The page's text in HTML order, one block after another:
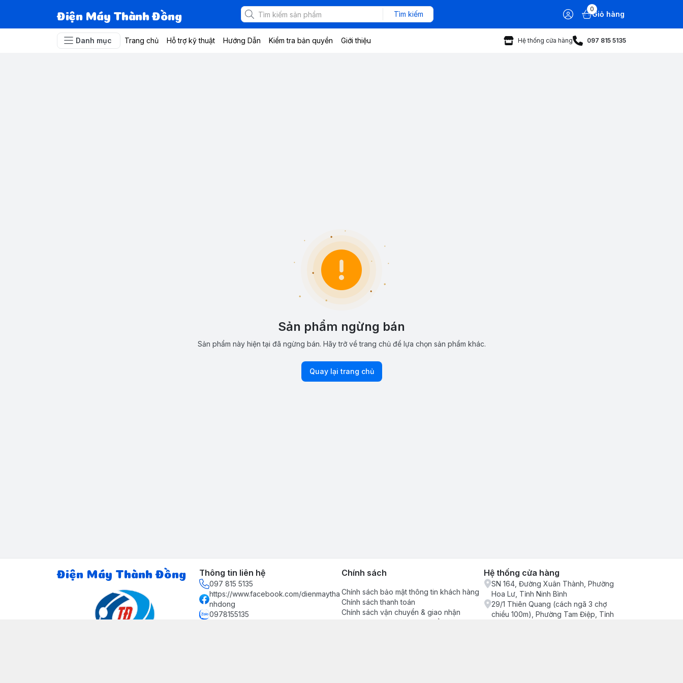
Điện Máy Thành Đồng Tìm kiếm
0
Giỏ hàng
Danh mục Trang chủ Hỗ trợ kỹ thuật Hướng Dẫn Kiểm tra bản quyền Giới thiệu Hệ thống cửa hàng 097 815 5135
Sản phẩm ngừng bán
Sản phẩm này hiện tại đã ngừng bán. Hãy trở về trang chủ để lựa chọn sản phẩm khác.
Quay lại trang chủ
Điện Máy Thành Đồng Thông tin liên hệ
097 815 5135
https://www.facebook.com/dienmaytha
nhdong
0978155135
Chính sách
Chính sách bảo mật thông tin khách hàng
Chính sách thanh toán
Chính sách vận chuyển & giao nhận
Chính sách bảo hành sản phẩm
Hệ thống cửa hàng
SN 164, Đường Xuân Thành, Phường
Hoa Lư, Tỉnh Ninh Bình
29/1 Thiên Quang (cách ngã 3 chợ
chiều 100m), Phường Tam Điệp, Tỉnh